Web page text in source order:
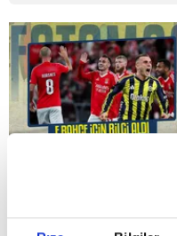
Reddet